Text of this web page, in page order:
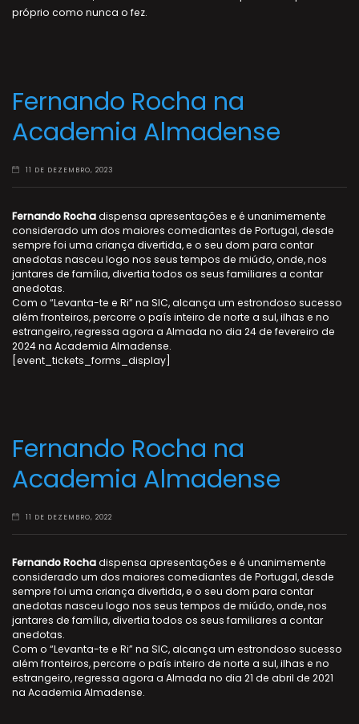
próprio como nunca o fez.
Fernando Rocha na
Academia Almadense
11 DE DEZEMBRO, 2023
Fernando Rochadispensa apresentações e é unanimemente
considerado um dos maiores comediantes de Portugal, desde
sempre foi uma criança divertida, e o seu dom para contar
anedotas nasceu logo nos seus tempos de miúdo, onde, nos
jantares de família, divertia todos os seus familiares a contar
anedotas.
Com o “Levanta-te e Ri” na SIC, alcança um estrondoso sucesso
além fronteiros, percorre o país inteiro de norte a sul, ilhas e no
estrangeiro, regressa agora a Almada no dia 24 de fevereiro de
2024 na Academia Almadense.
[event_tickets_forms_display]
Fernando Rocha na
Academia Almadense
11 DE DEZEMBRO, 2022
Fernando Rochadispensa apresentações e é unanimemente
considerado um dos maiores comediantes de Portugal, desde
sempre foi uma criança divertida, e o seu dom para contar
anedotas nasceu logo nos seus tempos de miúdo, onde, nos
jantares de família, divertia todos os seus familiares a contar
anedotas.
Com o “Levanta-te e Ri” na SIC, alcança um estrondoso sucesso
além fronteiros, percorre o país inteiro de norte a sul, ilhas e no
estrangeiro, regressa agora a Almada no dia 21 de abril de 2021
na Academia Almadense.